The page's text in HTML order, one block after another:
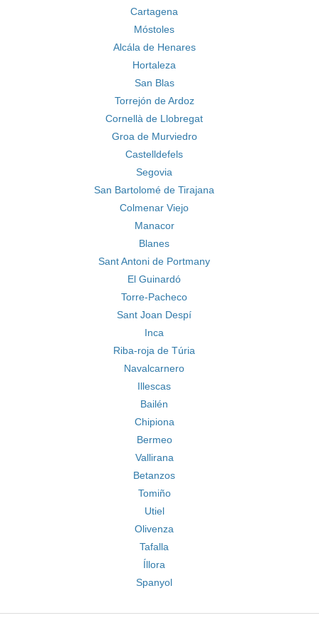
Cartagena
Móstoles
Alcála de Henares
Hortaleza
San Blas
Torrejón de Ardoz
Cornellà de Llobregat
Groa de Murviedro
Castelldefels
Segovia
San Bartolomé de Tirajana
Colmenar Viejo
Manacor
Blanes
Sant Antoni de Portmany
El Guinardó
Torre-Pacheco
Sant Joan Despí
Inca
Riba-roja de Túria
Navalcarnero
Illescas
Bailén
Chipiona
Bermeo
Vallirana
Betanzos
Tomiño
Utiel
Olivenza
Tafalla
Íllora
Spanyol